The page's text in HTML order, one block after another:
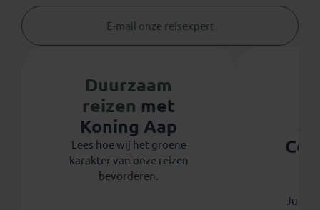
E-mail onze reisexpert
Duurzaam
reizen met
Koning Aap
Lees hoe wij het groene
karakter van onze reizen
bevorderen.